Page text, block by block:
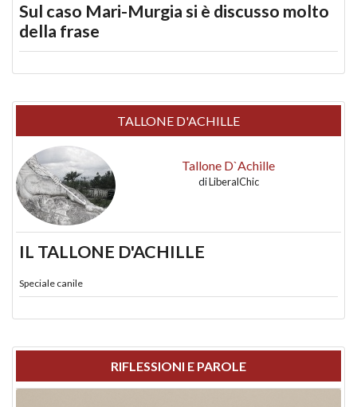
Sul caso Mari-Murgia si è discusso molto
della frase
TALLONE D'ACHILLE
Tallone D`Achille
diLiberalChic
IL TALLONE D'ACHILLE
Speciale canile
RIFLESSIONI E PAROLE